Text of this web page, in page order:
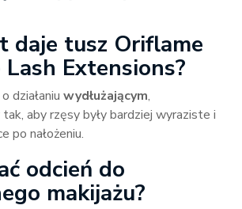
daje tusz Oriflame
Extensions?
działaniu wydłużającym,
aby rzęsy były bardziej wyraziste i
po nałożeniu.
odcień do
makijażu?